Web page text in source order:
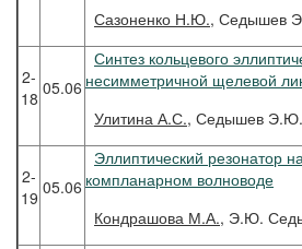
Сазоненко Н.Ю., Седышев
2-
18 05.06
Синтез кольцевого
несимметричной щелевой
Улитина А.С., Седышев Э.Ю.
2-
19 05.06
Эллиптический резонатор
компланарном волноводе
Кондрашова М.А., Э.Ю.